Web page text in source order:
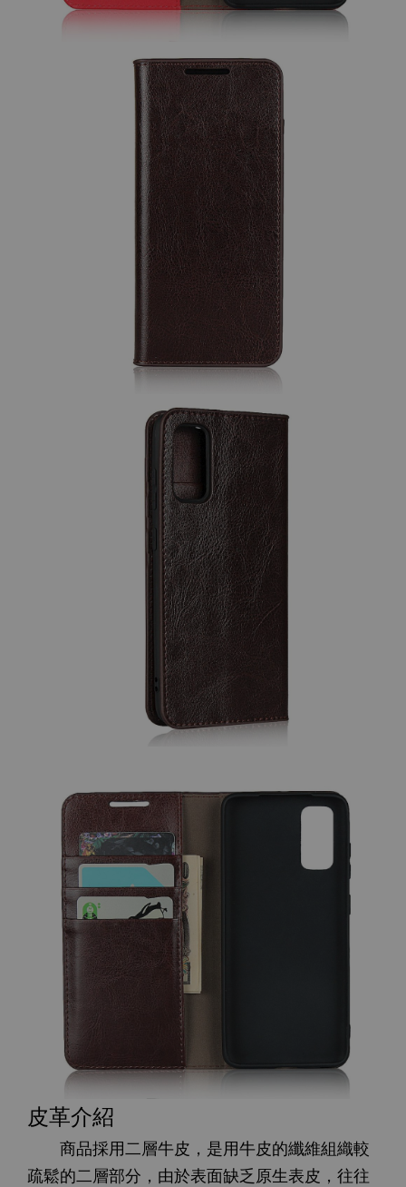
皮革介紹
商品採用二層牛皮，是用牛皮的纖維組織較
疏鬆的二層部分，由於表面缺乏原生表皮，往往